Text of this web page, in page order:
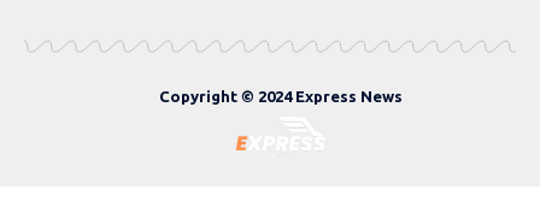
Copyright © 2024 Express News